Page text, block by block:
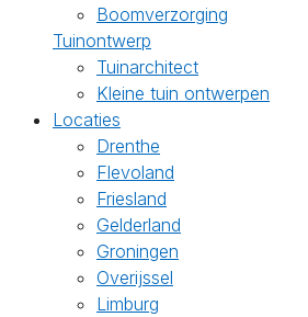
Boomverzorging
Tuinontwerp
Tuinarchitect
Kleine tuin ontwerpen
Locaties
Drenthe
Flevoland
Friesland
Gelderland
Groningen
Overijssel
Limburg